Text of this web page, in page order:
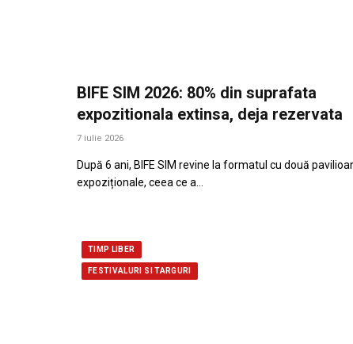
BIFE SIM 2026: 80% din suprafata
expozitionala extinsa, deja rezervata
7 iulie 2026
După 6 ani, BIFE SIM revine la formatul cu două
expoziționale, ceea ce a…
TIMP LIBER
FESTIVALURI SI TARGURI